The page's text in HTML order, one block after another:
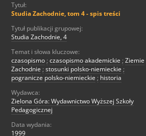
Tytuł:
Studia Zachodnie, tom 4 - spis treści
Tytuł publikacji grupowej:
Studia Zachodnie, 4
Temat i słowa kluczowe:
czasopismo ; czasopismo akademickie ; Ziemie
Zachodnie ; stosunki polsko-niemieckie ;
pogranicze polsko-niemieckie ; historia
Wydawca:
Zielona Góra: Wydawnictwo Wyższej Szkoły
Pedagogicznej
Data wydania:
1999